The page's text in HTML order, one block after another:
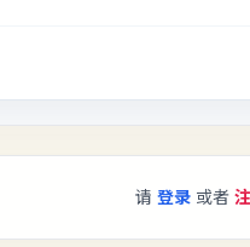
请登录 或者